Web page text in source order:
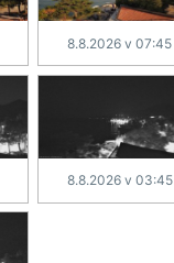
8.8.2026 v 07:45
8.8.2026 v 03:45